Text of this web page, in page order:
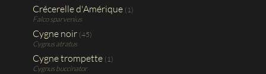
Crécerelle d'Amérique (1)
Falco sparvenius
Cygne noir (45)
Cygnus atratus
Cygne trompette (1)
Cygnus buccinator